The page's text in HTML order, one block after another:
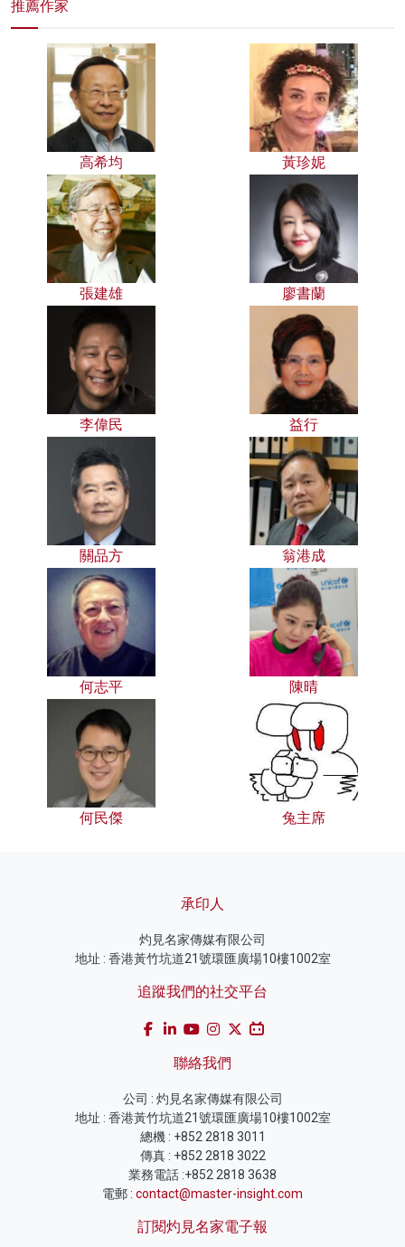
推薦作家
高希均 黃珍妮
張建雄 廖書蘭
李偉民 益行
關品方 翁港成
何志平 陳晴
何民傑 兔主席
承印人
灼見名家傳媒有限公司
地址 : 香港黃竹坑道21號環匯廣場10樓1002室
追蹤我們的社交平台
聯絡我們
公司 : 灼見名家傳媒有限公司
地址 : 香港黃竹坑道21號環匯廣場10樓1002室
總機 : +852 2818 3011
傳真 : +852 2818 3022
業務電話 :+852 2818 3638
電郵 : contact@master-insight.com
訂閱灼見名家電子報